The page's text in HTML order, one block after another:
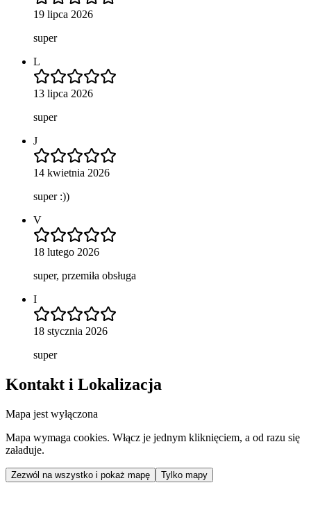
19 lipca 2026
super
L
13 lipca 2026
super
J
14 kwietnia 2026
super :))
V
18 lutego 2026
super, przemiła obsługa
I
18 stycznia 2026
super
Kontakt i Lokalizacja
Mapa jest wyłączona
Mapa wymaga cookies. Włącz je jednym kliknięciem, a od razu się
załaduje.
Zezwól na wszystko i pokaż mapę Tylko mapy